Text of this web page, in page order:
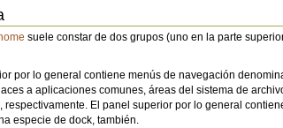
suele constar de dos grupos (uno en la parte
por lo general contiene menús de navegación
a aplicaciones comunes, áreas del sistema de
respectivamente. El panel superior por lo general
especie de dock, también.